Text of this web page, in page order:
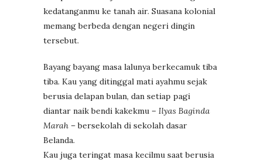
kedatanganmu ke tanah air. Suasana kolonial
memang berbeda dengan negeri dingin
tersebut.
Bayang bayang masa lalunya berkecamuk tiba
tiba. Kau yang ditinggal mati ayahmu sejak
berusia delapan bulan, dan setiap pagi
diantar naik bendi kakekmu – Ilyas Baginda
Marah – bersekolah di sekolah dasar
Belanda.
Kau juga teringat masa kecilmu saat berusia